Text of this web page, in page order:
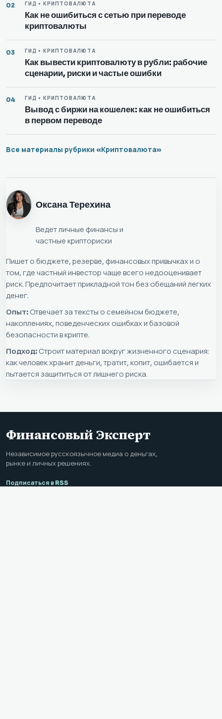
02 ГИД • КРИПТОВАЛЮТА
Как не ошибиться с сетью при переводе
криптовалюты
03 ГИД • КРИПТОВАЛЮТА
Как вывести криптовалюту в рубли: рабочие
сценарии, риски и частые ошибки
04 ГИД • КРИПТОВАЛЮТА
Вывод с биржи на кошелек: как не ошибиться
в первом переводе
Все материалы рубрики «Криптовалюта»
Оксана Терехина
Ведет личные финансы и
частные крипториски
Пишет о бюджете, резерве, финансовых привычках и о
том, где частный инвестор чаще всего недооценивает
риск. Предпочитает прикладной тон без обещаний легких
денег.
Опыт: Отвечает за тексты о семейном бюджете,
накоплениях, поведенческих ошибках и базовой
безопасности в крипте.
Подход: Строит материал вокруг жизненного сценария:
как человек хранит деньги, тратит, копит, ошибается и
пытается защититься от лишнего риска.
Финансовый Эксперт
Независимое русскоязычное медиа о деньгах,
рынке и личных решениях.
Подписаться в RSS